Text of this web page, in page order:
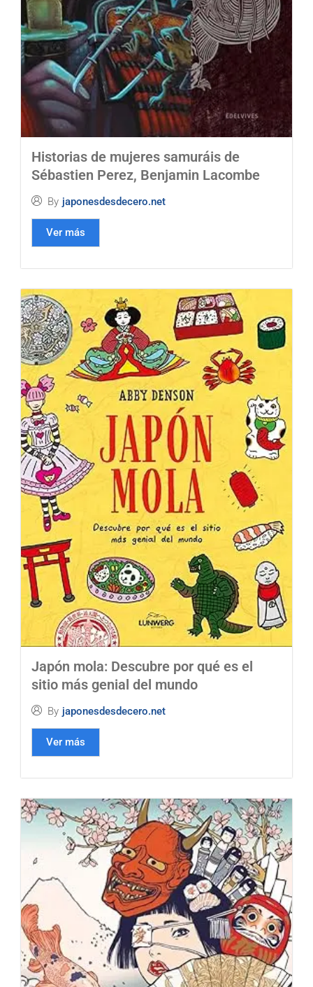
Historias de mujeres samuráis de
Sébastien Perez, Benjamin Lacombe
By japonesdesdecero.net
Ver más
Japón mola: Descubre por qué es el
sitio más genial del mundo
By japonesdesdecero.net
Ver más